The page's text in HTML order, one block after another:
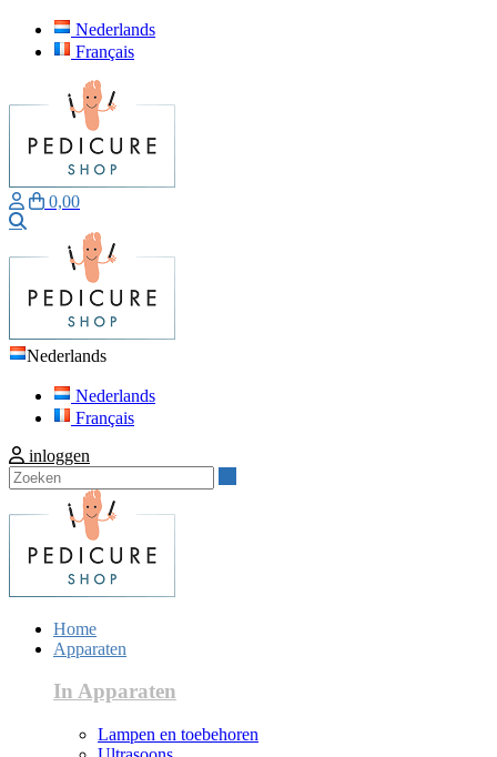
Nederlands
Français
0,00
Nederlands
Nederlands
Français
inloggen
Home
Apparaten
In Apparaten
Lampen en toebehoren